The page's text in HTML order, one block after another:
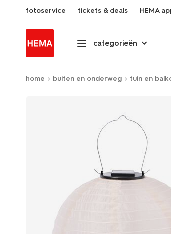
fotoservice tickets & deals HEMA
categorieën
home buiten en onderweg tuin en